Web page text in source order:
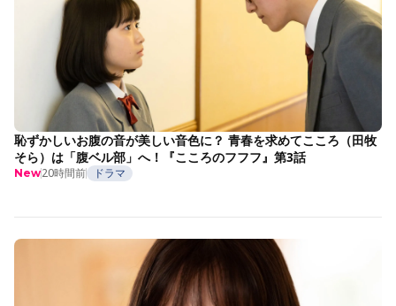
恥ずかしいお腹の音が美しい音色に？ 青春を求めてこころ（田牧
そら）は「腹ベル部」へ！『こころのフフフ』第3話
New20時間前 ドラマ